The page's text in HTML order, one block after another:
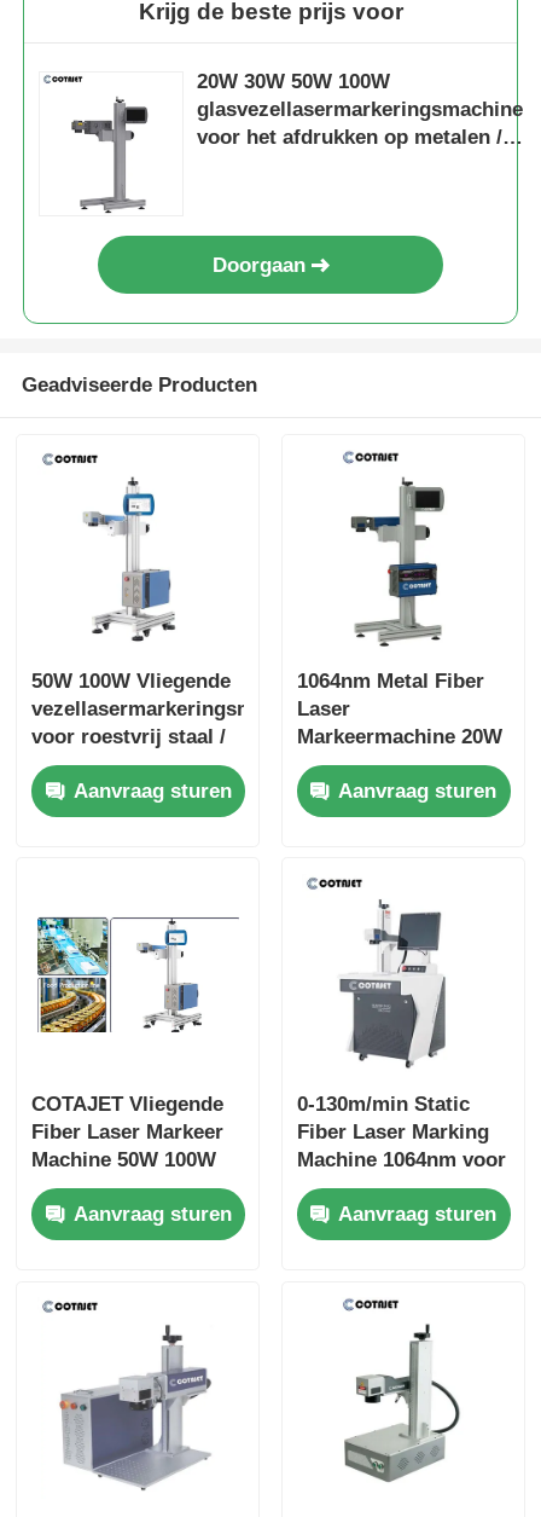
Krijg de beste prijs voor
20W 30W 50W 100W
glasvezellasermarkeringsmachine
voor het afdrukken op metalen /
Doorgaan
Geadviseerde Producten
50W 100W Vliegende
vezellasermarkeringsmachine
voor roestvrij staal /
medische apparaten
Aanvraag sturen
1064nm Metal Fiber
Laser
Markeermachine 20W
30W 50W 100W Voor
Pijp Aanvraag sturen
COTAJET Vliegende
Fiber Laser Markeer
Machine 50W 100W
Anti-Corrosief
HardheidAanvraag sturen
0-130m/min Static
Fiber Laser Marking
Machine 1064nm voor
kunststof / naamplaat
Aanvraag sturen